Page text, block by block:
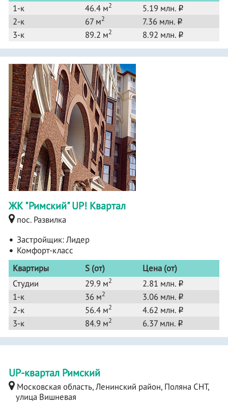
1-к
46.4 м2 5.19 млн. o
2-к 67 м2 7.36 млн. o
3-к 89.2 м2 8.92 млн. o
ЖК "Римский" UP! Квартал
пос. Развилка
Застройщик:Лидер
Комфорт-класс
Квартиры
S (от)
Цена (от)
Студии
29.9 м2 2.81 млн. o
1-к 36 м2 3.06 млн. o
2-к 56.4 м2 4.62 млн. o
3-к 84.9 м2 6.37 млн. o
UP-квартал Римский
Московская область, Ленинский район, Поляна СНТ,
улица Вишневая